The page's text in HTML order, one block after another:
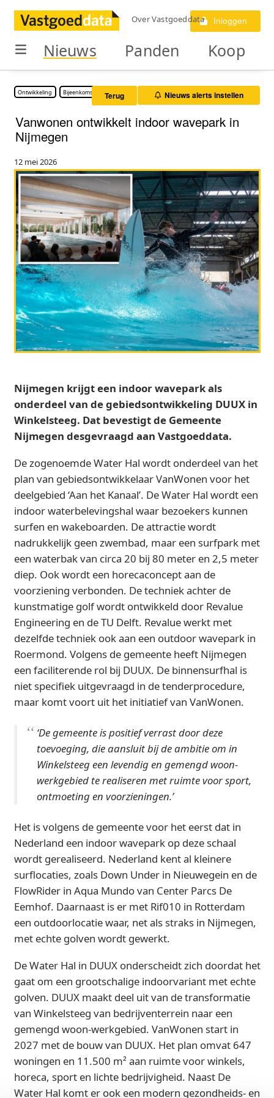
Over Vastgoeddata Inloggen
Nieuws Panden Koop
Ontwikkeling BijeenkomstruimteTerug Nieuws alerts instellen
Vanwonen ontwikkelt indoor wavepark in
Nijmegen
12 mei 2026
Nijmegen krijgt een indoor wavepark als
onderdeel van de gebiedsontwikkeling DUUX in
Winkelsteeg. Dat bevestigt de Gemeente
Nijmegen desgevraagd aan Vastgoeddata.
De zogenoemde Water Hal wordt onderdeel van het
plan van gebiedsontwikkelaar VanWonen voor het
deelgebied ‘Aan het Kanaal’. De Water Hal wordt een
indoor waterbelevingshal waar bezoekers kunnen
surfen en wakeboarden. De attractie wordt
nadrukkelijk geen zwembad, maar een surfpark met
een waterbak van circa 20 bij 80 meter en 2,5 meter
diep. Ook wordt een horecaconcept aan de
voorziening verbonden. De techniek achter de
kunstmatige golf wordt ontwikkeld door Revalue
Engineering en de TU Delft. Revalue werkt met
dezelfde techniek ook aan een outdoor wavepark in
Roermond. Volgens de gemeente heeft Nijmegen
een faciliterende rol bij DUUX. De binnensurfhal is
niet specifiek uitgevraagd in de tenderprocedure,
maar komt voort uit het initiatief van VanWonen.
‘De gemeente is positief verrast door deze
toevoeging, die aansluit bij de ambitie om in
Winkelsteeg een levendig en gemengd woon-
werkgebied te realiseren met ruimte voor sport,
ontmoeting en voorzieningen.’
Het is volgens de gemeente voor het eerst dat in
Nederland een indoor wavepark op deze schaal
wordt gerealiseerd. Nederland kent al kleinere
surflocaties, zoals Down Under in Nieuwegein en de
FlowRider in Aqua Mundo van Center Parcs De
Eemhof. Daarnaast is er met Rif010 in Rotterdam
een outdoorlocatie waar, net als straks in Nijmegen,
met echte golven wordt gewerkt.
De Water Hal in DUUX onderscheidt zich doordat het
gaat om een grootschalige indoorvariant met echte
golven. DUUX maakt deel uit van de transformatie
van Winkelsteeg van bedrijventerrein naar een
gemengd woon-werkgebied. VanWonen start in
2027 met de bouw van DUUX. Het plan omvat 647
woningen en 11.500 m² aan ruimte voor winkels,
horeca, sport en lichte bedrijvigheid. Naast De
Water Hal komt er ook een modern gezondheids- en